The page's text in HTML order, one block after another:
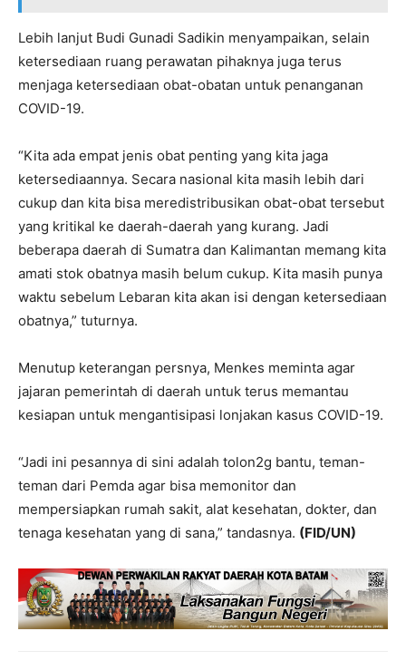
Lebih lanjut Budi Gunadi Sadikin menyampaikan, selain
ketersediaan ruang perawatan pihaknya juga terus
menjaga ketersediaan obat-obatan untuk penanganan
COVID-19.
“Kita ada empat jenis obat penting yang kita jaga
ketersediaannya. Secara nasional kita masih lebih dari
cukup dan kita bisa meredistribusikan obat-obat tersebut
yang kritikal ke daerah-daerah yang kurang. Jadi
beberapa daerah di Sumatra dan Kalimantan memang kita
amati stok obatnya masih belum cukup. Kita masih punya
waktu sebelum Lebaran kita akan isi dengan ketersediaan
obatnya,” tuturnya.
Menutup keterangan persnya, Menkes meminta agar
jajaran pemerintah di daerah untuk terus memantau
kesiapan untuk mengantisipasi lonjakan kasus COVID-19.
“Jadi ini pesannya di sini adalah tolon2g bantu, teman-
teman dari Pemda agar bisa memonitor dan
mempersiapkan rumah sakit, alat kesehatan, dokter, dan
tenaga kesehatan yang di sana,” tandasnya. (FID/UN)